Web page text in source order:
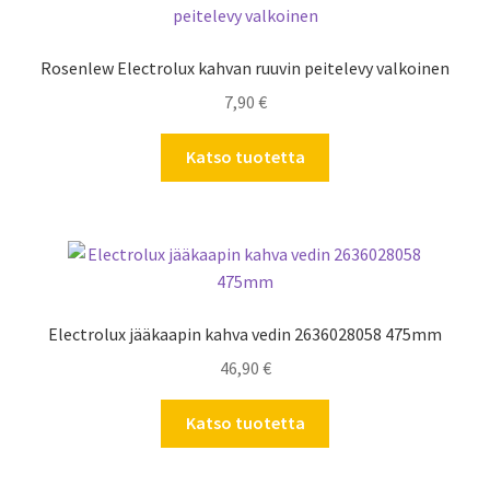
Rosenlew Electrolux kahvan ruuvin peitelevy valkoinen
7,90 €
Katso tuotetta
Electrolux jääkaapin kahva vedin 2636028058 475mm
46,90 €
Katso tuotetta